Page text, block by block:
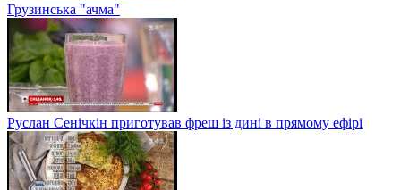
Грузинська "ачма"
Руслан Сенічкін приготував фреш із дині в прямому ефірі